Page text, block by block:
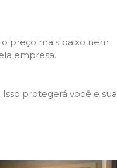
preço mais baixo nem
empresa.
protegerá você e sua